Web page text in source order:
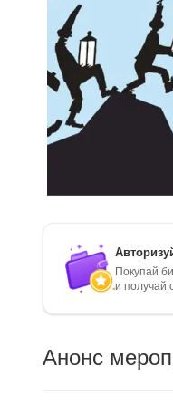
Покупай
и получай
Анонс